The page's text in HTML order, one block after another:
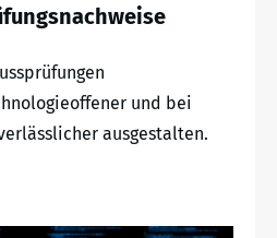
und bei
ausgestalten.